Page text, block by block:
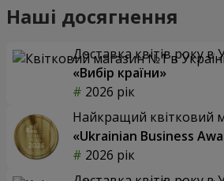
Наші досягнення
Доставка квітів року в
«Вибір країни»
2026 рік
Найкращий квітковий
«Ukrainian Business
2026 рік